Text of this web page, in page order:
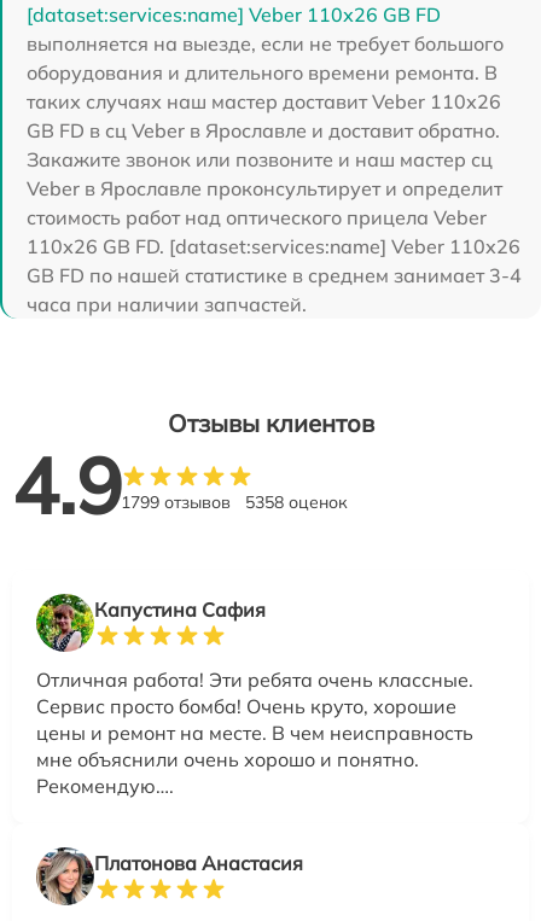
[dataset:services:name] Veber 110х26 GB FD
выполняется на выезде, если не требует большого
оборудования и длительного времени ремонта. В
таких случаях наш мастер доставит Veber 110х26
GB FD в сц Veber в Ярославле и доставит обратно.
Закажите звонок или позвоните и наш мастер сц
Veber в Ярославле проконсультирует и определит
стоимость работ над оптического прицела Veber
110х26 GB FD. [dataset:services:name] Veber 110х26
GB FD по нашей статистике в среднем занимает 3-4
часа при наличии запчастей.
Отзывы клиентов
4.91799 отзывов 5358 оценок
Капустина Сафия
Отличная работа! Эти ребята очень классные.
Сервис просто бомба! Очень круто, хорошие
цены и ремонт на месте. В чем неисправность
мне объяснили очень хорошо и понятно.
Рекомендую….
Платонова Анастасия